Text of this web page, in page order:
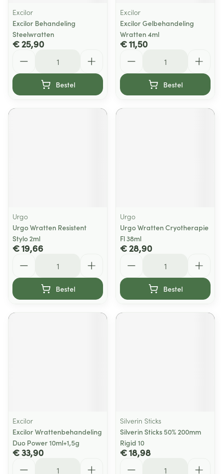
Excilor
Excilor Behandeling
Steelwratten
€ 25,90
Bestel
Excilor
Excilor Gelbehandeling
Wratten 4ml
€ 11,50
Bestel
Urgo
Urgo Wratten Resistent
Stylo 2ml
€ 19,66
Bestel
Urgo
Urgo Wratten Cryotherapie
Fl 38ml
€ 28,90
Bestel
Excilor
Excilor Wrattenbehandeling
Duo Power 10ml+1,5g
€ 33,90
Silverin Sticks
Silverin Sticks 50% 200mm
Rigid 10
€ 18,98